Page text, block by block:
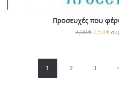
Προσευχές που
3,00€ 2,50€
1 2 3